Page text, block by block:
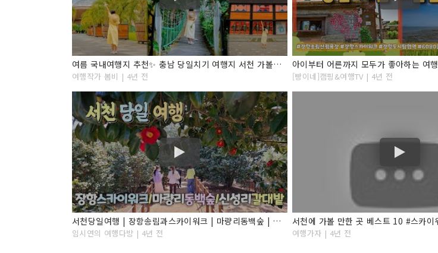
여름 국내여행지 추천✨ 충남 당일치기 여행지 서천 가볼만한곳 여행 코스 BEST6
여행작가 봄비 | 4년 전 [빵이네]캠핑&여행TV | 4년 전
서천당일여행 | 장항송림과스카이워크 | 마량리동백숲 | 신성리갈대밭
임시연의 여행다방 | 4년 전 여행가자 | 4년 전